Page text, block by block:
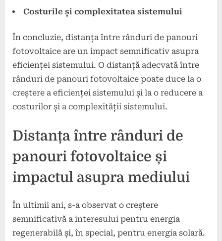
Costurile și complexitatea sistemului
În concluzie, distanța între rânduri de panouri
fotovoltaice are un impact semnificativ asupra
eficienței sistemului. O distanță adecvată între
rânduri de panouri fotovoltaice poate duce la o
creștere a eficienței sistemului și la o reducere a
costurilor și a complexității sistemului.
Distanța între rânduri de
panouri fotovoltaice și
impactul asupra mediului
În ultimii ani, s-a observat o creștere
semnificativă a interesului pentru energia
regenerabilă și, în special, pentru energia solară.